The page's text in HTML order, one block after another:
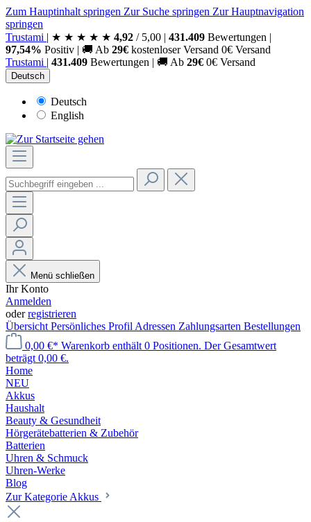
Zum Hauptinhalt springen Zur Suche springen Zur Hauptnavigation
springen
Trustami | ★ ★ ★ ★ ★ 4,92 / 5,00 | 431.409 Bewertungen |
97,54% Positiv | 🚚 Ab 29€ kostenloser Versand 0€ Versand
Trustami | 431.409 Bewertungen | 🚚 Ab 29€ 0€ Versand
Deutsch
Deutsch
English
Menü schließen
Ihr Konto
Anmelden
oderregistrieren
Übersicht Persönliches Profil Adressen Zahlungsarten Bestellungen
0,00 €* Warenkorb enthält 0 Positionen. Der Gesamtwert
beträgt 0,00 €.
Home
NEU
Akkus
Haushalt
Beauty & Gesundheit
Hörgerätebatterien & Zubehör
Batterien
Uhren & Schmuck
Uhren-Werke
Blog
Zur Kategorie Akkus